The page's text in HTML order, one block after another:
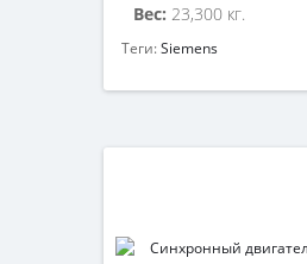
Вес: 23,300 кг.
Теги:Siemens